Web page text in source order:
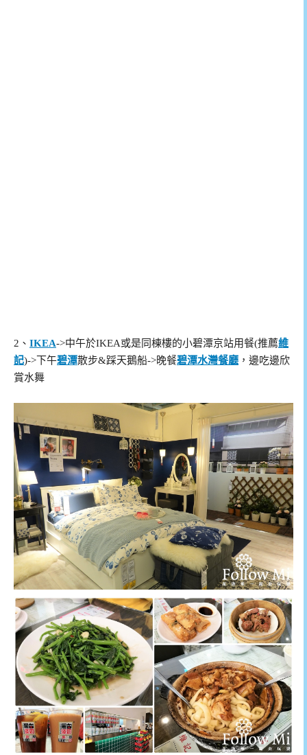
2、 IKEA->中午於IKEA或是同棟樓的小碧潭京站用餐(推薦維
記)->下午碧潭散步&踩天鵝船->晚餐碧潭水灣餐廳 ，邊吃邊欣
賞水舞